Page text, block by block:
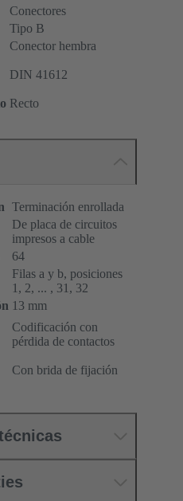
Conectores
Tipo B
Conector hembra
DIN 41612
Recto
Terminación enrollada
De placa de circuitos
impresos a cable
64
Filas a y b, posiciones
1, 2, ... , 31, 32
13 mm
Codificación con
pérdida de contactos
Con brida de fijación